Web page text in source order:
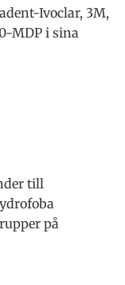
Ivoclar, 3M,
MDP i sina
till
på